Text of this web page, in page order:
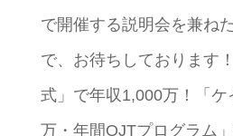
で開催する説明会を兼ね
で、お待ちしております
式」で年収1,000万！「
万・年間OJTプログラム